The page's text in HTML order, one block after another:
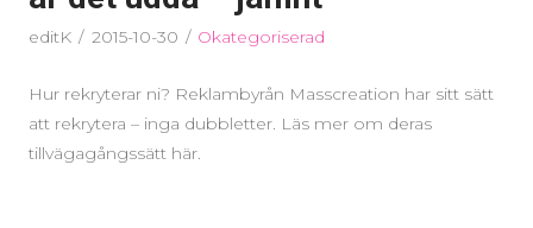
editK 2015-10-30 Okategoriserad
Hur rekryterar ni? Reklambyrån Masscreation har sitt sätt
att rekrytera – inga dubbletter. Läs mer om deras
tillvägagångssätt här.